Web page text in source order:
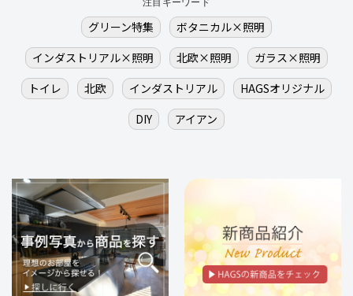
注目キーワード
グリーン特集
ボタニカル×照明
インダストリアル×照明
北欧×照明
ガラス×照明
トイレ
北欧 インダストリアル
HAGSオリジナル
DIY
アイアン